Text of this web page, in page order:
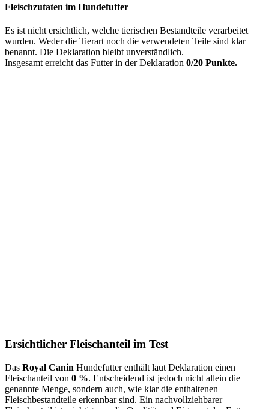
Fleischzutaten im Hundefutter
Es ist nicht ersichtlich, welche tierischen Bestandteile verarbeitet
wurden. Weder die Tierart noch die verwendeten Teile sind klar
benannt. Die Deklaration bleibt unverständlich.
Insgesamt erreicht das Futter in der Deklaration 0/20 Punkte.
Ersichtlicher Fleischanteil im Test
Das Royal Canin Hundefutter enthält laut Deklaration einen
Fleischanteil von 0 %. Entscheidend ist jedoch nicht allein die
genannte Menge, sondern auch, wie klar die enthaltenen
Fleischbestandteile erkennbar sind. Ein nachvollziehbarer